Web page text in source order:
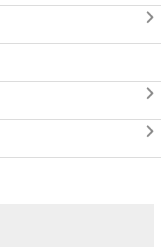


